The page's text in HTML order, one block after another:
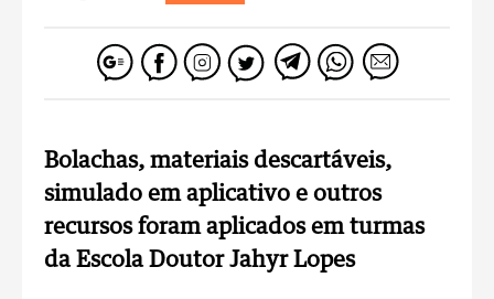
Bolachas, materiais descartáveis,
simulado em aplicativo e outros
recursos foram aplicados em turmas
da Escola Doutor Jahyr Lopes